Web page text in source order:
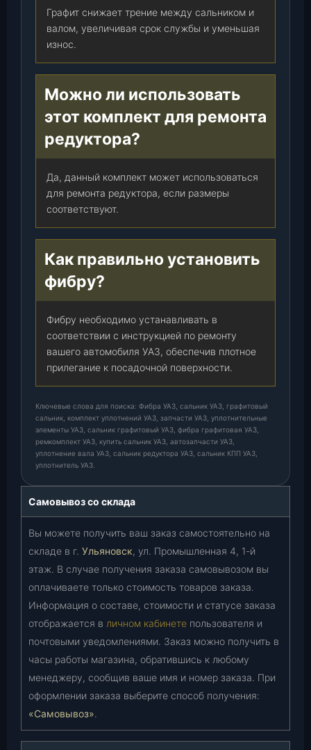
Графит снижает трение между сальником и
валом, увеличивая срок службы и уменьшая
износ.
Можно ли использовать
этот комплект для ремонта
редуктора?
Да, данный комплект может использоваться
для ремонта редуктора, если размеры
соответствуют.
Как правильно установить
фибру?
Фибру необходимо устанавливать в
соответствии с инструкцией по ремонту
вашего автомобиля УАЗ, обеспечив плотное
прилегание к посадочной поверхности.
Ключевые слова для поиска: Фибра УАЗ, сальник УАЗ, графитовый
сальник, комплект уплотнений УАЗ, запчасти УАЗ, уплотнительные
элементы УАЗ, сальник графитовый УАЗ, фибра графитовая УАЗ,
ремкомплект УАЗ, купить сальник УАЗ, автозапчасти УАЗ,
уплотнение вала УАЗ, сальник редуктора УАЗ, сальник КПП УАЗ,
уплотнитель УАЗ.
Самовывоз со склада
Вы можете получить ваш заказ самостоятельно на
складе в г. Ульяновск, ул. Промышленная 4, 1-й
этаж. В случае получения заказа самовывозом вы
оплачиваете только стоимость товаров заказа.
Информация о составе, стоимости и статусе заказа
отображается в личном кабинете пользователя и
почтовыми уведомлениями. Заказ можно получить в
часы работы магазина, обратившись к любому
менеджеру, сообщив ваше имя и номер заказа. При
оформлении заказа выберите способ получения:
«Самовывоз».